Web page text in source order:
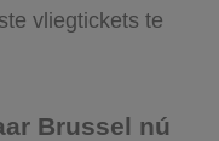
vliegtickets te
Brussel nú